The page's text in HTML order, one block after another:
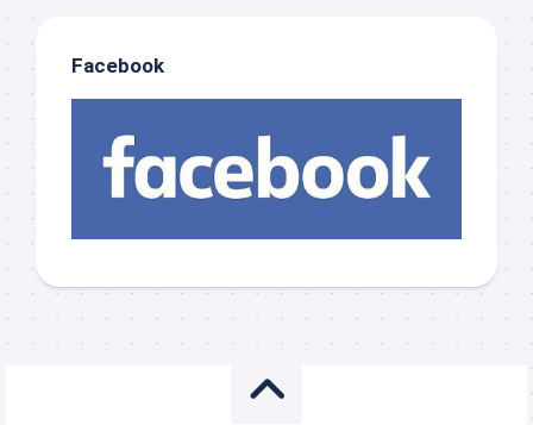
Facebook